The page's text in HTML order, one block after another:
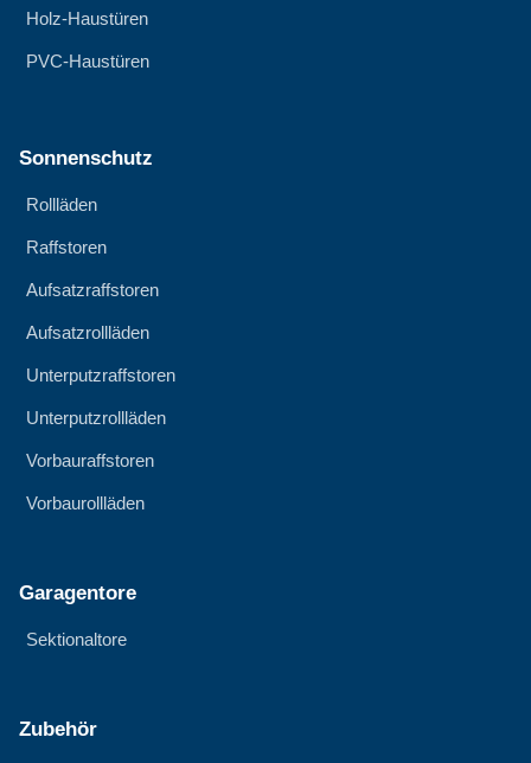
Holz-Haustüren
PVC-Haustüren
Sonnenschutz
Rollläden
Raffstoren
Aufsatzraffstoren
Aufsatzrollläden
Unterputzraffstoren
Unterputzrollläden
Vorbauraffstoren
Vorbaurollläden
Garagentore
Sektionaltore
Zubehör